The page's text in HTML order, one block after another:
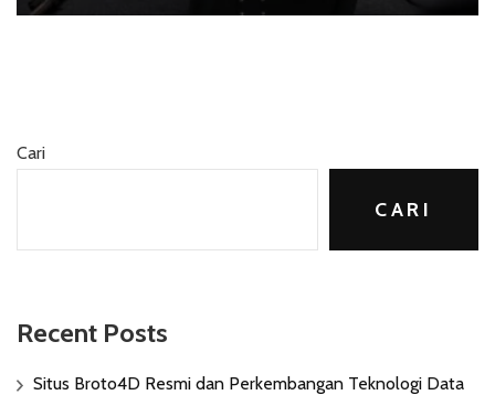
Cari
CARI
Recent Posts
Situs Broto4D Resmi dan Perkembangan Teknologi Data